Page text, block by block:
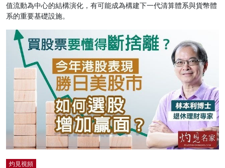
值流動為中心的結構演化，有可能成為構建下一代清算體系與貨幣體
系的重要基礎設施。
灼見視頻